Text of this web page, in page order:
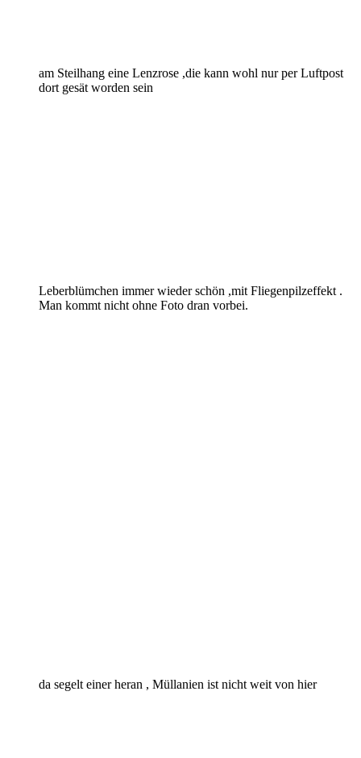
am Steilhang eine Lenzrose ,die kann wohl nur per Luftpost
dort gesät worden sein
Leberblümchen immer wieder schön ,mit Fliegenpilzeffekt .
Man kommt nicht ohne Foto dran vorbei.
da segelt einer heran , Müllanien ist nicht weit von hier